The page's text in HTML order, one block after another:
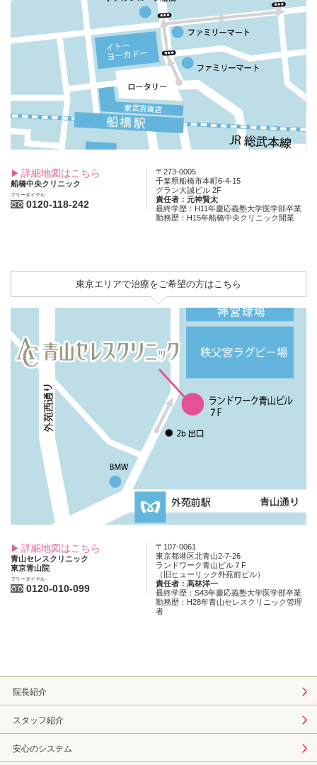
詳細地図はこちら
船橋中央クリニック
フリーダイヤル
0120-118-242
〒273-0005
千葉県船橋市本町6-4-15
グラン大誠ビル 2F
責任者：元神賢太
最終学歴：H11年慶応義塾大学医学部卒業
勤務歴：H15年船橋中央クリニック開業
東京エリアで治療をご希望の方はこちら
詳細地図はこちら
青山セレスクリニック
東京青山院
フリーダイヤル
0120-010-099
〒107-0061
東京都港区北青山2-7-26
ランドワーク青山ビル７F
（旧ヒューリック外苑前ビル）
責任者：高林洋一
最終学歴：S43年慶応義塾大学医学部卒業
勤務歴：H28年青山セレスクリニック管理
者
院長紹介
スタッフ紹介
安心のシステム